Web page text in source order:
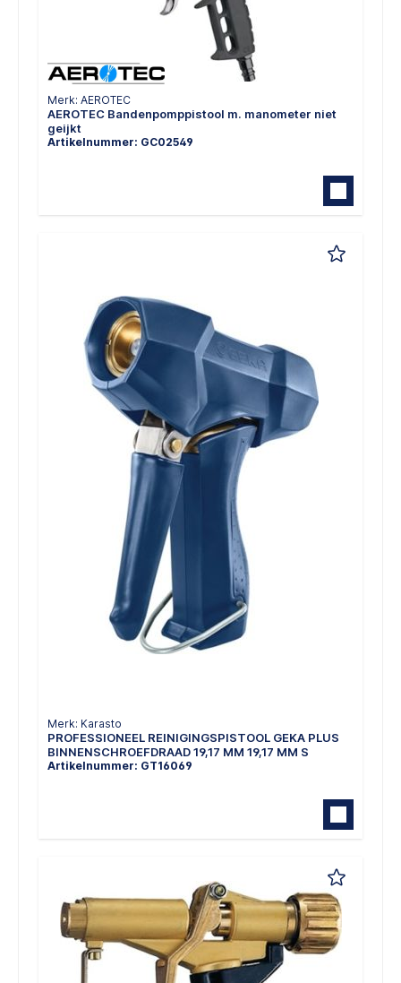
Merk: AEROTEC
AEROTEC Bandenpomppistool m. manometer niet
geijkt
Artikelnummer: GC02549
Merk: Karasto
PROFESSIONEEL REINIGINGSPISTOOL GEKA PLUS
BINNENSCHROEFDRAAD 19,17 MM 19,17 MM S
Artikelnummer: GT16069